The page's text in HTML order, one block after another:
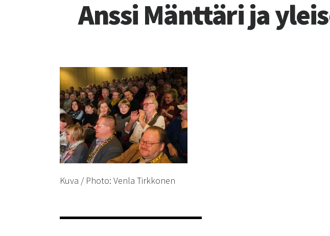
Anssi Mänttäri ja
Kuva / Photo: Venla Tirkkonen